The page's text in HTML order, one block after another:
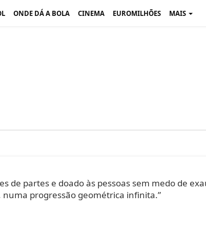
ONDE DÁ A BOLA CINEMA EUROMILHÕES MAIS
de partes e doado às pessoas sem medo de
progressão geométrica infinita.”